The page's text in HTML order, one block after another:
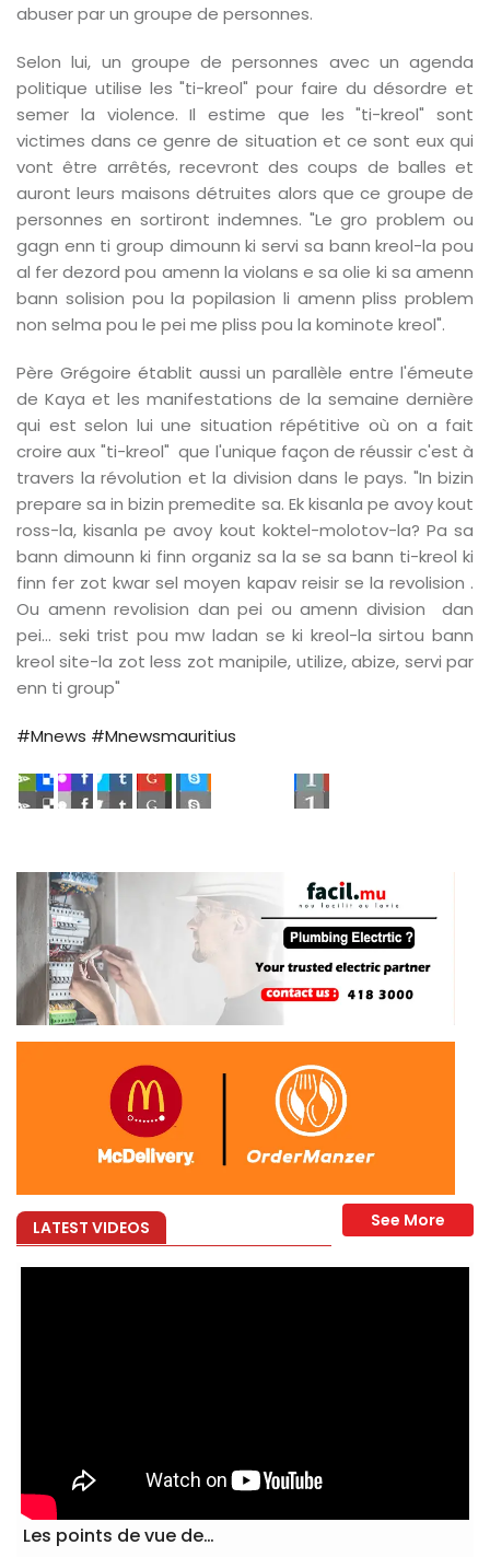
immédiat.
avec…
son…
des…
abuser par un groupe de personnes.
Selon lui, un groupe de personnes avec un agenda
politique utilise les "ti-kreol" pour faire du désordre et
semer la violence. Il estime que les "ti-kreol" sont
victimes dans ce genre de situation et ce sont eux qui
vont être arrêtés, recevront des coups de balles et
auront leurs maisons détruites alors que ce groupe de
personnes en sortiront indemnes. "Le gro problem ou
gagn enn ti group dimounn ki servi sa bann kreol-la pou
al fer dezord pou amenn la violans e sa olie ki sa amenn
bann solision pou la popilasion li amenn pliss problem
non selma pou le pei me pliss pou la kominote kreol".
Père Grégoire établit aussi un parallèle entre l'émeute
de Kaya et les manifestations de la semaine dernière
qui est selon lui une situation répétitive où on a fait
croire aux "ti-kreol" que l'unique façon de réussir c'est à
travers la révolution et la division dans le pays. "In bizin
prepare sa in bizin premedite sa. Ek kisanla pe avoy kout
ross-la, kisanla pe avoy kout koktel-molotov-la? Pa sa
bann dimounn ki finn organiz sa la se sa bann ti-kreol ki
finn fer zot kwar sel moyen kapav reisir se la revolision .
Ou amenn revolision dan pei ou amenn division dan
pei... seki trist pou mw ladan se ki kreol-la sirtou bann
kreol site-la zot less zot manipile, utilize, abize, servi par
enn ti group"
#Mnews #Mnewsmauritius
LATEST VIDEOS
Les points de vue de…